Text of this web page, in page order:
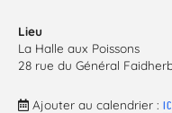
Lieu
La Halle aux Poissons
28 rue du Général
Ajouter au calendrier :